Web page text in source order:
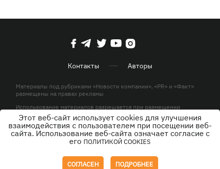
Контакты Авторы
Материалы под рубриками «Новости компании», «PR» и «Факт»
размещены на правах рекламы
Использование материалов разрешается при размещении
активной гиперссылки на KP.UA в первом абзаце.
© ООО «ЮЛАВ МЕДИА»,2026. Все права защищены.
Этот веб-сайт использует cookies для улучшения
взаимодействия с пользователем при посещении веб-
сайта. Использование веб-сайта означает согласие с
его ПОЛИТИКОЙ COOKIES
СОГЛАСЕН ПОДРОБНЕЕ